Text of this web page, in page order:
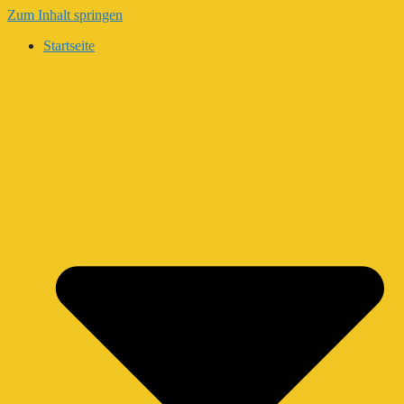
Zum Inhalt springen
Startseite